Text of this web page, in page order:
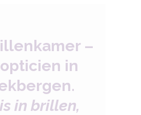
–
in
in brillen,